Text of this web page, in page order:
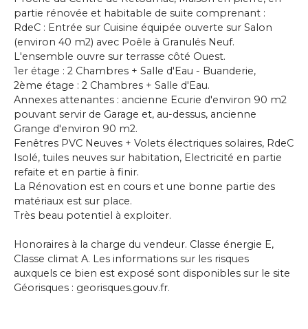
partie rénovée et habitable de suite comprenant :
RdeC : Entrée sur Cuisine équipée ouverte sur Salon
(environ 40 m2) avec Poêle à Granulés Neuf.
L'ensemble ouvre sur terrasse côté Ouest.
1er étage : 2 Chambres + Salle d'Eau - Buanderie,
2ème étage : 2 Chambres + Salle d'Eau.
Annexes attenantes : ancienne Ecurie d'environ 90 m2
pouvant servir de Garage et, au-dessus, ancienne
Grange d'environ 90 m2.
Fenêtres PVC Neuves + Volets électriques solaires, RdeC
Isolé, tuiles neuves sur habitation, Electricité en partie
refaite et en partie à finir.
La Rénovation est en cours et une bonne partie des
matériaux est sur place.
Très beau potentiel à exploiter.
Honoraires à la charge du vendeur. Classe énergie E,
Classe climat A. Les informations sur les risques
auxquels ce bien est exposé sont disponibles sur le site
Géorisques : georisques.gouv.fr.